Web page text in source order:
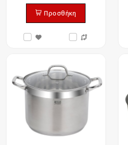
Προσθήκη